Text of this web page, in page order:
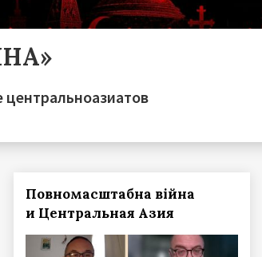
Повномасштабна війна
и Центральная Азия